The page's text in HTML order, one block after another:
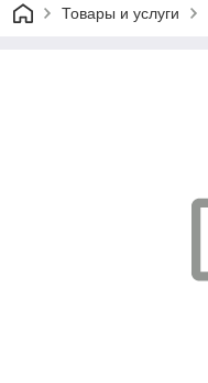
Товары и услуги